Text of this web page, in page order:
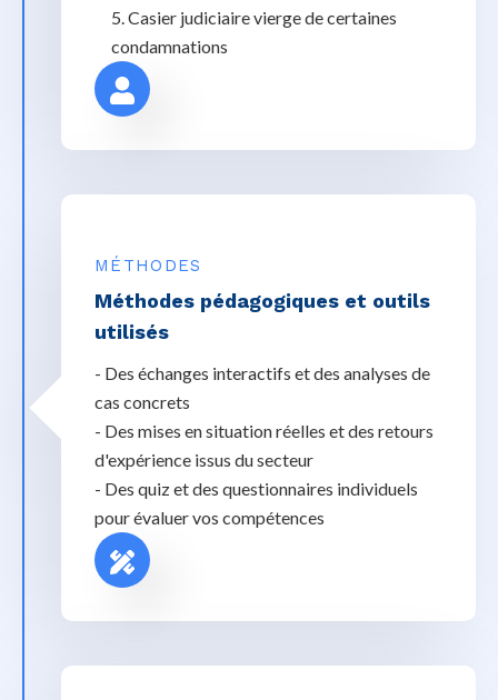
5. Casier judiciaire vierge de certaines
condamnations
MÉTHODES
Méthodes pédagogiques et outils
utilisés
- Des échanges interactifs et des analyses de
cas concrets
- Des mises en situation réelles et des retours
d'expérience issus du secteur
- Des quiz et des questionnaires individuels
pour évaluer vos compétences